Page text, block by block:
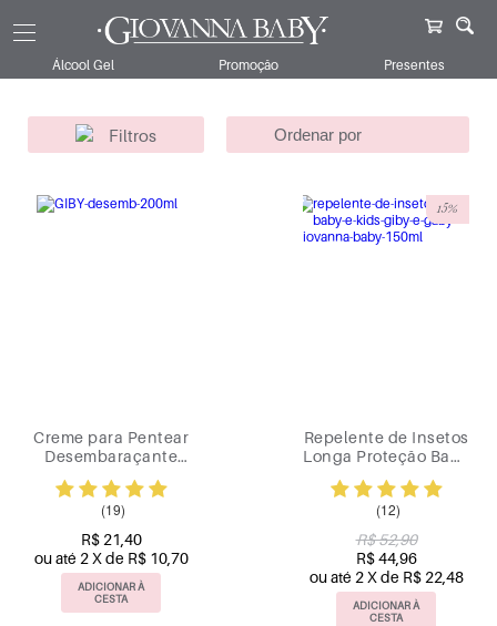
Álcool Gel Promoção Presentes
Giovanna Baby Infantil 147 Unissex
Filtros
Creme para Pentear
Desembaraçante
Gaby Giovanna Baby
200ml
(19)
R$ 21,40
ou até 2 X de R$ 10,70
ADICIONAR À
CESTA
15%
Repelente de Insetos
Longa Proteção Baby
Baby 150ml
(12)
R$ 52,90
R$ 44,96
ou até 2 X de R$ 22,48
ADICIONAR À
CESTA